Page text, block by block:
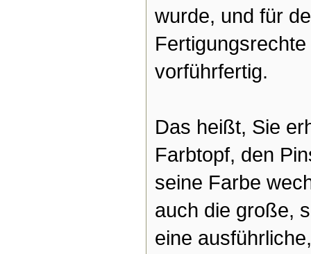
wurde, und für
vorführfertig.
Das heißt, Sie
Farbtopf, den
seine Farbe
auch die große,
eine